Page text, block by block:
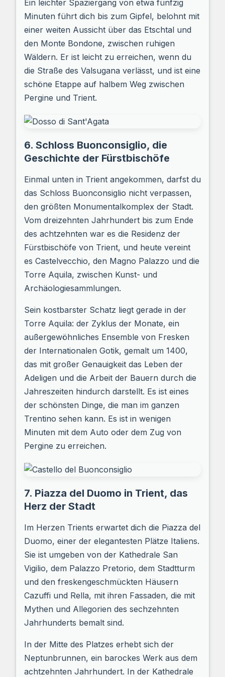
Ein leichter Spaziergang von etwa fünfzig
Minuten führt dich bis zum Gipfel, belohnt mit
einer weiten Aussicht über das Etschtal und
den Monte Bondone, zwischen ruhigen
Wäldern. Er ist leicht zu erreichen, wenn du
die Straße des Valsugana verlässt, und ist eine
schöne Etappe auf halbem Weg zwischen
Pergine und Trient.
6. Schloss Buonconsiglio, die
Geschichte der Fürstbischöfe
Einmal unten in Trient angekommen, darfst du
das Schloss Buonconsiglio nicht verpassen,
den größten Monumentalkomplex der Stadt.
Vom dreizehnten Jahrhundert bis zum Ende
des achtzehnten war es die Residenz der
Fürstbischöfe von Trient, und heute vereint
es Castelvecchio, den Magno Palazzo und die
Torre Aquila, zwischen Kunst- und
Archäologiesammlungen.
Sein kostbarster Schatz liegt gerade in der
Torre Aquila: der Zyklus der Monate, ein
außergewöhnliches Ensemble von Fresken
der Internationalen Gotik, gemalt um 1400,
das mit großer Genauigkeit das Leben der
Adeligen und die Arbeit der Bauern durch die
Jahreszeiten hindurch darstellt. Es ist eines
der schönsten Dinge, die man im ganzen
Trentino sehen kann. Es ist in wenigen
Minuten mit dem Auto oder dem Zug von
Pergine zu erreichen.
7. Piazza del Duomo in Trient, das
Herz der Stadt
Im Herzen Trients erwartet dich die Piazza del
Duomo, einer der elegantesten Plätze Italiens.
Sie ist umgeben von der Kathedrale San
Vigilio, dem Palazzo Pretorio, dem Stadtturm
und den freskengeschmückten Häusern
Cazuffi und Rella, mit ihren Fassaden, die mit
Mythen und Allegorien des sechzehnten
Jahrhunderts bemalt sind.
In der Mitte des Platzes erhebt sich der
Neptunbrunnen, ein barockes Werk aus dem
achtzehnten Jahrhundert. In der Kathedrale